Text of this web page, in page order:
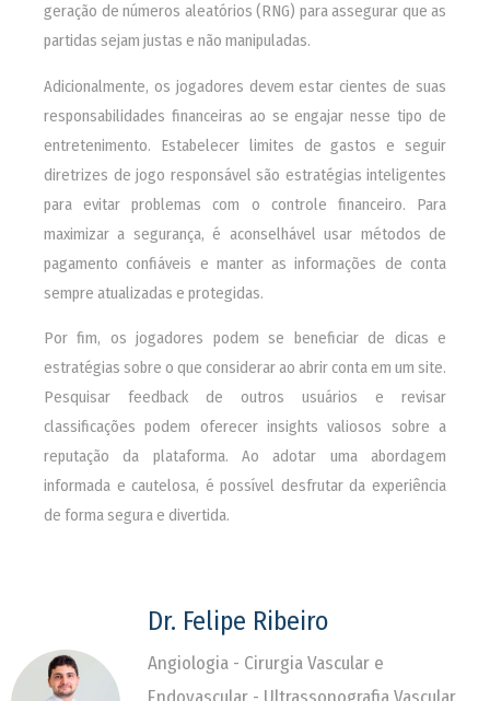
geração de números aleatórios (RNG) para assegurar que as
partidas sejam justas e não manipuladas.
Adicionalmente, os jogadores devem estar cientes de suas
responsabilidades financeiras ao se engajar nesse tipo de
entretenimento. Estabelecer limites de gastos e seguir
diretrizes de jogo responsável são estratégias inteligentes
para evitar problemas com o controle financeiro. Para
maximizar a segurança, é aconselhável usar métodos de
pagamento confiáveis e manter as informações de conta
sempre atualizadas e protegidas.
Por fim, os jogadores podem se beneficiar de dicas e
estratégias sobre o que considerar ao abrir conta em um site.
Pesquisar feedback de outros usuários e revisar
classificações podem oferecer insights valiosos sobre a
reputação da plataforma. Ao adotar uma abordagem
informada e cautelosa, é possível desfrutar da experiência
de forma segura e divertida.
Dr. Felipe Ribeiro
Angiologia - Cirurgia Vascular e